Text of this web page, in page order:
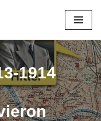
1914